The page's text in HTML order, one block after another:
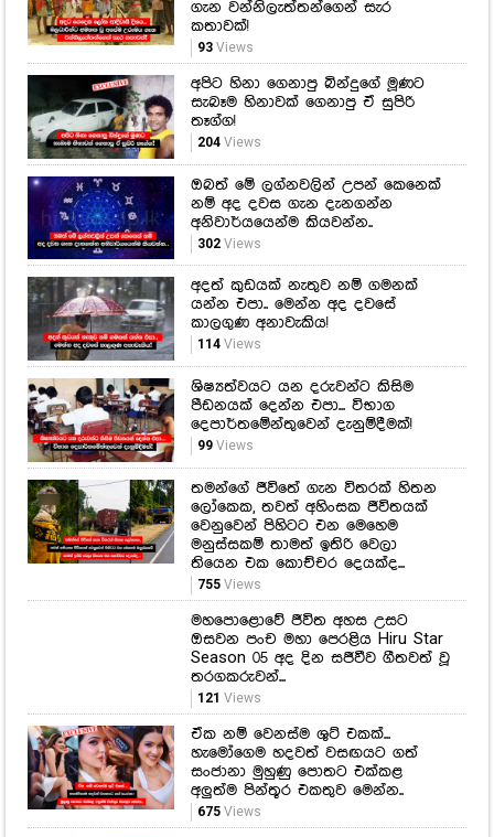
ගැන වන්නිලැත්තන්ගෙන් සැර
කතාවක්!
93Views
අපිට හිනා ගෙනාපු බින්දුගේ මූණට
සැබෑම හිනාවක් ගෙනාපු ඒ සුපිරි
තෑග්ග!
204Views
ඔබත් මේ ලග්නවලින් උපන් කෙනෙක්
නම් අද දවස ගැන දැනගන්න
අනිවාර්යයෙන්ම කියවන්න..
302Views
අදත් කුඩයක් නැතුව නම් ගමනක්
යන්න එපා.. මෙන්න අද දවසේ
කාලගුණ අනාවැකිය!
114Views
ශිෂ්‍යත්වයට යන දරුවන්ට කිසිම
පීඩනයක් දෙන්න එපා... විභාග
දෙපාර්තමේන්තුවෙන් දැනුම්දීමක්!
99Views
තමන්ගේ ජීවිතේ ගැන විතරක් හිතන
ලෝකෙක, තවත් අහිංසක ජීවිතයක්
වෙනුවෙන් පිහිටට එන මෙහෙම
මනුස්සකම් තාමත් ඉතිරි වෙලා
තියෙන එක කොච්චර දෙයක්ද...
755Views
මහපොළොවේ ජීවිත අහස උසට
ඔසවන පංච මහා පෙරළිය Hiru Star
Season 05 අද දින සජීවීව ගීතවත් වූ
තරගකරුවන්...
121 Views
ඒක නම් වෙනස්ම ශුට් එකක්...
හැමෝගෙම හදවත් වසඟයට ගත්
සංජානා මුහුණු පොතට එක්කළ
අලුත්ම පින්තූර එකතුව මෙන්න..
675Views